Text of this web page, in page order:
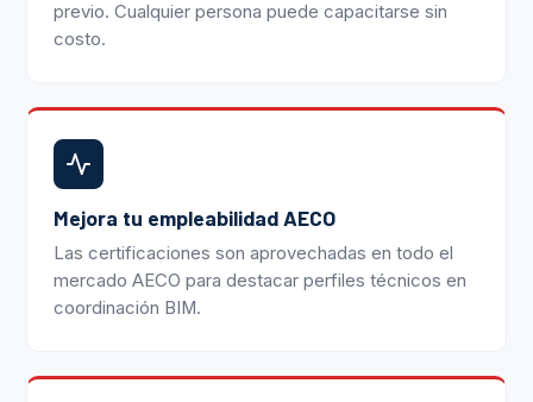
previo. Cualquier persona puede capacitarse sin
costo.
Mejora tu empleabilidad AECO
Las certificaciones son aprovechadas en todo el
mercado AECO para destacar perfiles técnicos en
coordinación BIM.